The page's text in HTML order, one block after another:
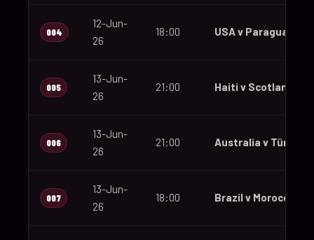
004
12-Jun-
26
18:00 USA v Paraguay
005
13-Jun-
26
21:00 Haiti v Scotland
006
13-Jun-
26
21:00 Australia v Türkiye
007
13-Jun-
26
18:00 Brazil v Morocco